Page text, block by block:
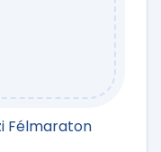
Félmaraton